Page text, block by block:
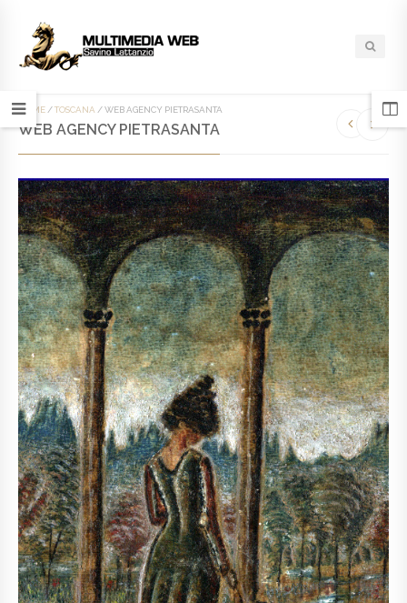
HOME /TOSCANA /WEB AGENCY PIETRASANTA
WEB AGENCY PIETRASANTA